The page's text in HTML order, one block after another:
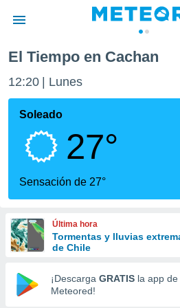
de
por
que se
calidad.
a este
las
y
forma
digital
basada
El Tiempo en Cachan
12:20 Lunes
Soleado
27°
Sensación de 27°
Última hora
Tormentas y lluvias
de Chile
¡Descarga GRATIS la app de
Meteored!